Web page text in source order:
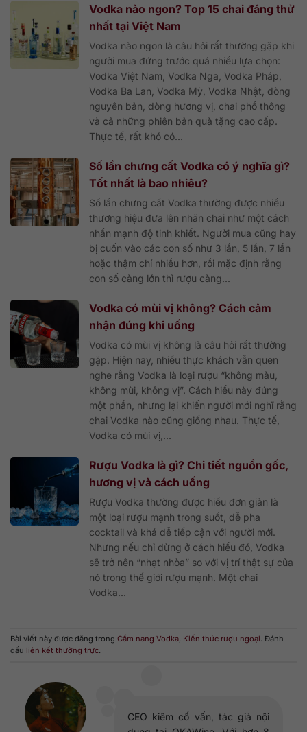
Vodka nào ngon? Top 15 chai đáng thử
nhất tại Việt Nam
Vodka nào ngon là câu hỏi rất thường gặp khi
người mua đứng trước quá nhiều lựa chọn:
Vodka Việt Nam, Vodka Nga, Vodka Pháp,
Vodka Ba Lan, Vodka Mỹ, Vodka Nhật, dòng
nguyên bản, dòng hương vị, chai phổ thông
và cả những phiên bản quà tặng cao cấp.
Thực tế, rất khó có...
Số lần chưng cất Vodka có ý nghĩa gì?
Tốt nhất là bao nhiêu?
Số lần chưng cất Vodka thường được nhiều
thương hiệu đưa lên nhãn chai như một cách
nhấn mạnh độ tinh khiết. Người mua cũng hay
bị cuốn vào các con số như 3 lần, 5 lần, 7 lần
hoặc thậm chí nhiều hơn, rồi mặc định rằng
con số càng lớn thì rượu càng...
Vodka có mùi vị không? Cách cảm
nhận đúng khi uống
Vodka có mùi vị không là câu hỏi rất thường
gặp. Hiện nay, nhiều thực khách vẫn quen
nghe rằng Vodka là loại rượu “không màu,
không mùi, không vị”. Cách hiểu này đúng
một phần, nhưng lại khiến người mới nghĩ rằng
chai Vodka nào cũng giống nhau. Thực tế,
Vodka có mùi vị,...
Rượu Vodka là gì? Chi tiết nguồn gốc,
hương vị và cách uống
Rượu Vodka thường được hiểu đơn giản là
một loại rượu mạnh trong suốt, dễ pha
cocktail và khá dễ tiếp cận với người mới.
Nhưng nếu chỉ dừng ở cách hiểu đó, Vodka
sẽ trở nên “nhạt nhòa” so với vị trí thật sự của
nó trong thế giới rượu mạnh. Một chai
Vodka...
Bài viết này được đăng trong Cẩm nang Vodka, Kiến thức rượu ngoại. Đánh
dấu liên kết thường trực.
CEO kiêm cố vấn, tác giả nội